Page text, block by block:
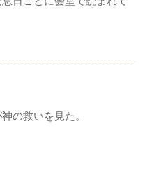
の救いを見た。